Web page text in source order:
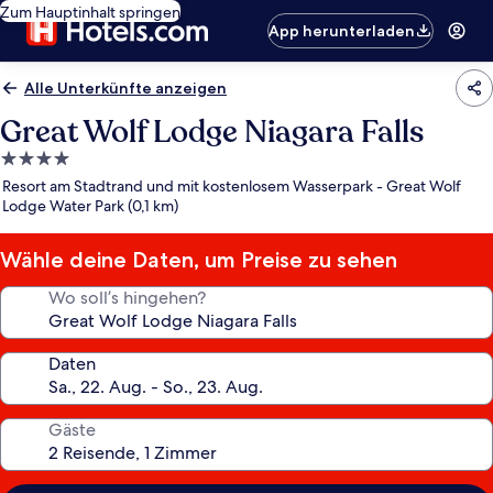
Zum Hauptinhalt springen
App herunterladen
Alle Unterkünfte anzeigen
Great Wolf Lodge Niagara Falls
4.0-
Sterne-
Unterkunft
Resort am Stadtrand und mit kostenlosem Wasserpark - Great Wolf
Lodge Water Park (0,1 km)
Wähle deine Daten, um Preise zu sehen
Wo soll’s hingehen?
Daten
Gäste